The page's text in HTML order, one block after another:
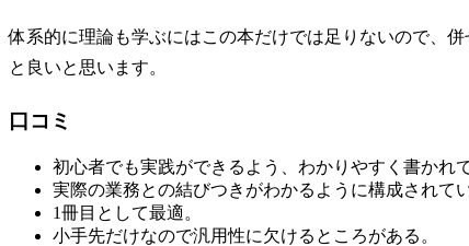
体系的に理論も学ぶにはこの本だけでは足りないので、
と良いと思います。
口コミ
初心者でも実践ができるよう、わかりやすく書かれ
実際の業務との結びつきがわかるように構成されてい
1冊目として最適。
小手先だけなので汎用性に欠けるところがある。